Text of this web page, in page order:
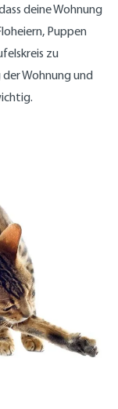
deine Wohnung
Puppen
zu
Wohnung und